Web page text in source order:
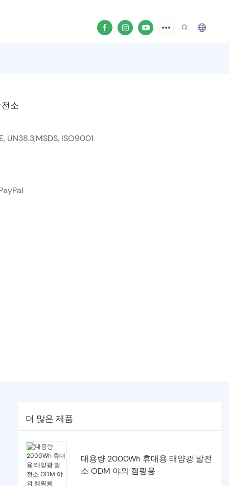
소
UN38.3,MSDS, ISO9001
더 많은 제품
대용량 2000Wh 휴대용 태양광 발전
소 ODM 야외 캠핑용